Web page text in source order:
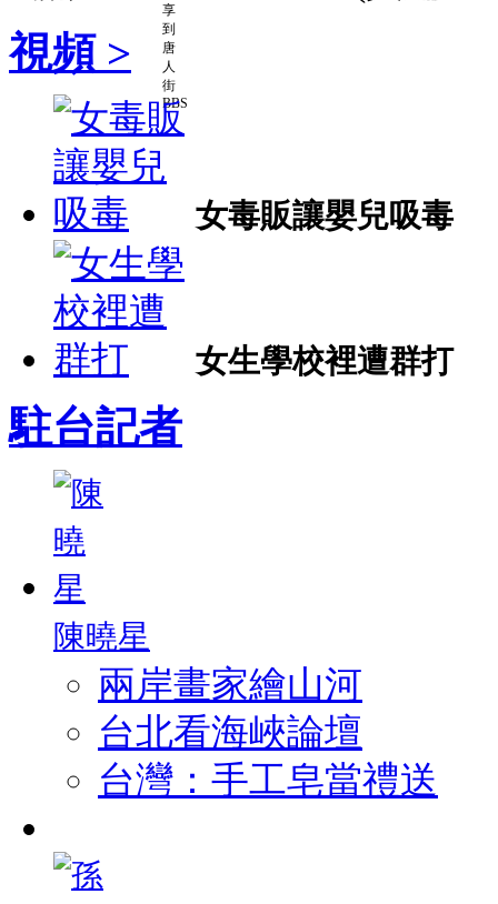
視頻 >
女毒販讓嬰兒吸毒
女生學校裡遭群打
駐台記者
陳曉星
兩岸畫家繪山河
台北看海峽論壇
台灣：手工皂當禮送